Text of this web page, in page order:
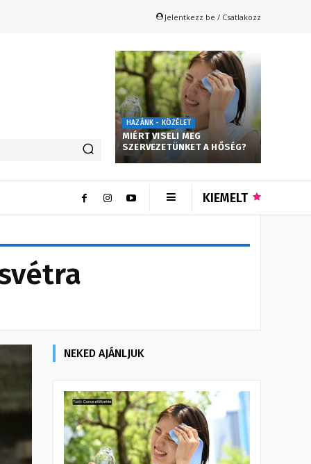
Jelentkezz be / Csatlakozz
HAZÁNK - KÖZÉLET
MIÉRT VISELI MEG
SZERVEZETÜNKET A HŐSÉG?
KIEMELT
NEKED AJÁNLJUK